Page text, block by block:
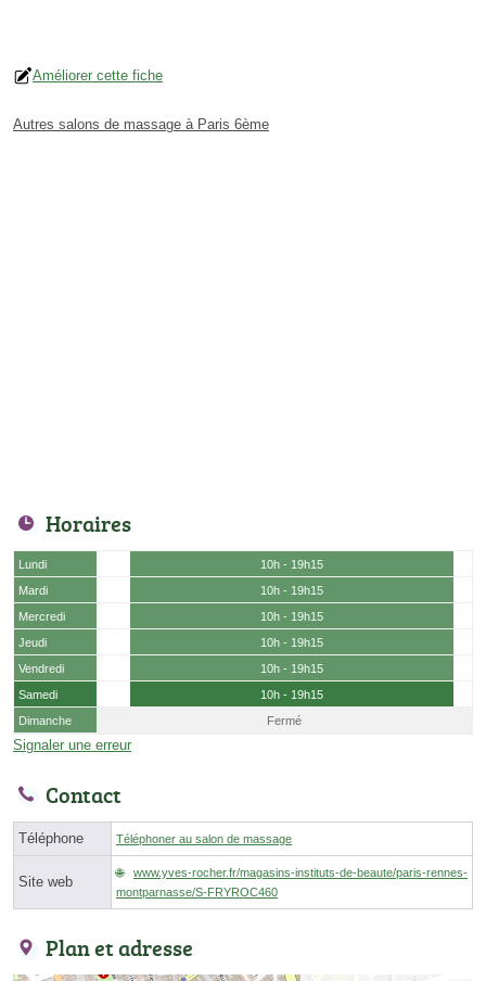
Améliorer cette fiche
Autres salons de massage à Paris 6ème
Horaires
Lundi
10h - 19h15
Mardi
10h - 19h15
Mercredi
10h - 19h15
Jeudi
10h - 19h15
Vendredi
10h - 19h15
Samedi
10h - 19h15
Dimanche
Fermé
Signaler une erreur
Contact
Téléphone Téléphoner au salon de massage
Site web
www.yves-rocher.fr/magasins-instituts-de-beaute/paris-rennes-
montparnasse/S-FRYROC460
Plan et adresse